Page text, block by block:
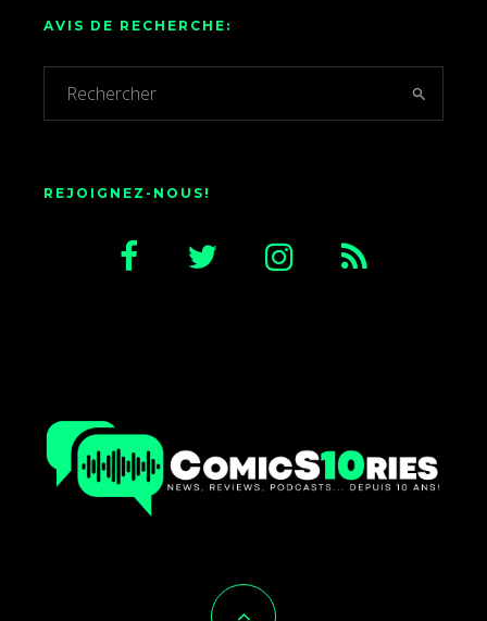
AVIS DE RECHERCHE:
REJOIGNEZ-NOUS!